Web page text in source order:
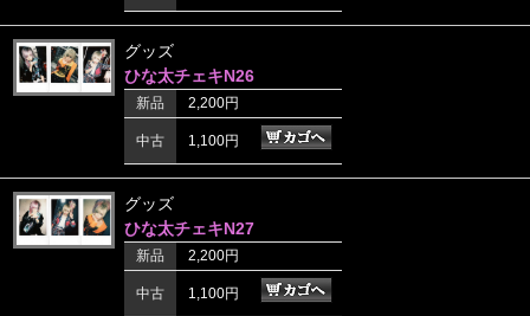
グッズ
ひな太チェキN26
新品 2,200円
中古 1,100円
グッズ
ひな太チェキN27
新品 2,200円
中古 1,100円